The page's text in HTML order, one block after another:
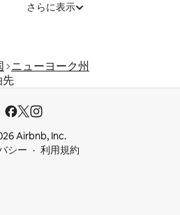
さらに表示
ニューヨーク州
先
Airbnb, Inc.
シー
利用規約